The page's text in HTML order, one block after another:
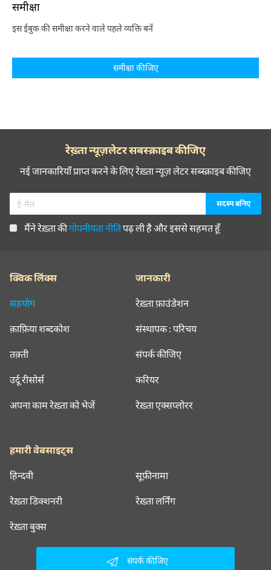
समीक्षा
इस ईबुक की समीक्षा करने वाले पहले व्यक्ति बनें
समीक्षा कीजिए
रेख़्ता न्यूज़लेटर सबस्क्राइब कीजिए
नई जानकारियाँ प्राप्त करने के लिए रेख़्ता न्यूज़ लेटर सब्स्क्राइब कीजिए
मैंने रेख़्ता कीगोपनीयता नीतिपढ़ ली है और इससे सहमत हूँ
क्विक लिंक्स
सहयोग
क़ाफ़िया शब्दकोश
तक़्ती
उर्दू रीसोर्स
अपना काम रेख़्ता को भेजें
जानकारी
रेख़्ता फ़ाउंडेशन
संस्थापक : परिचय
संपर्क कीजिए
करियर
रेख़्ता एक्सप्लोरर
हमारी वेबसाइट्स
हिन्दवी सूफ़ीनामा
रेख़्ता डिक्शनरी रेख़्ता लर्निंग
रेख़्ता बुक्स
संपर्क कीजिए